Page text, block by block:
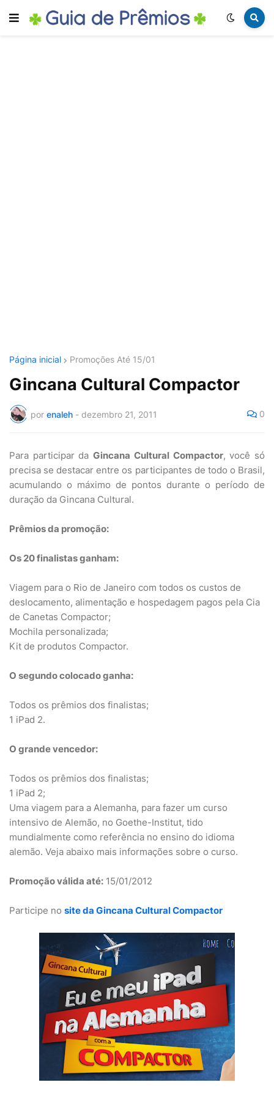
Página inicial Promoções Até 15/01
Gincana Cultural Compactor
por enaleh - dezembro 21, 2011 0
Para participar daGincana Cultural Compactor, você só
precisa se destacar entre os participantes de todo o Brasil,
acumulando o máximo de pontos durante o período de
duração da Gincana Cultural.
Prêmios da promoção:
Os 20 finalistas ganham:
Viagem para o Rio de Janeiro com todos os custos de
deslocamento, alimentação e hospedagem pagos pela Cia
de Canetas Compactor;
Mochila personalizada;
Kit de produtos Compactor.
O segundo colocado ganha:
Todos os prêmios dos finalistas;
1 iPad 2.
O grande vencedor:
Todos os prêmios dos finalistas;
1 iPad 2;
Uma viagem para a Alemanha, para fazer um curso
intensivo de Alemão, no Goethe-Institut, tido
mundialmente como referência no ensino do idioma
alemão. Veja abaixo mais informações sobre o curso.
Promoção válida até: 15/01/2012
Participe no site da Gincana Cultural Compactor